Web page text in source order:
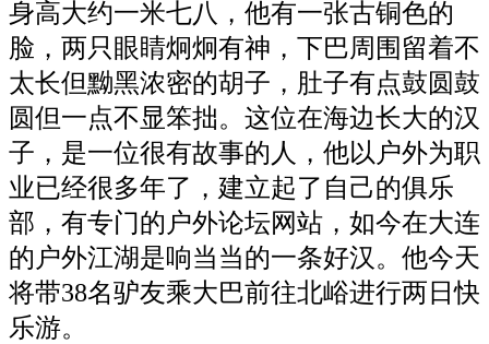
身高大约一米七八，他有一张古铜色的
脸，两只眼睛炯炯有神，下巴周围留着不
太长但黝黑浓密的胡子，肚子有点鼓圆鼓
圆但一点不显笨拙。这位在海边长大的汉
子，是一位很有故事的人，他以户外为职
业已经很多年了，建立起了自己的俱乐
部，有专门的户外论坛网站，如今在大连
的户外江湖是响当当的一条好汉。他今天
将带38名驴友乘大巴前往北峪进行两日快
乐游。